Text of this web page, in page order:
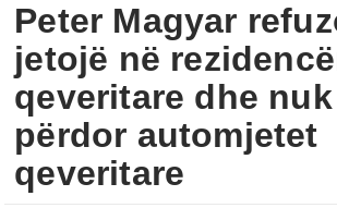
Peter Magyar
jetojë në
qeveritare dhe
përdor automjetet
qeveritare